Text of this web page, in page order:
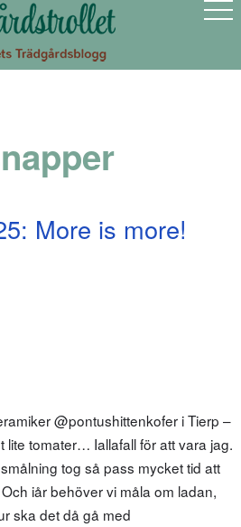
More is more!
@pontushittenkofer i Tierp –
lite tomater… Iallafall för att vara jag.
tog så pass mycket tid att
iår behöver vi måla om ladan,
ska det då gå med